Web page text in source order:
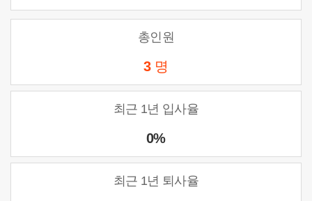
총인원
3 명
최근 1년 입사율
0%
최근 1년 퇴사율